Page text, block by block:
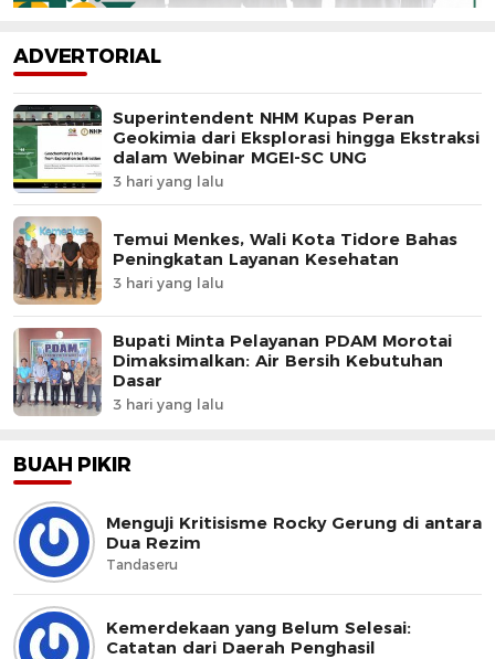
ADVERTORIAL
Superintendent NHM Kupas Peran
Geokimia dari Eksplorasi hingga Ekstraksi
dalam Webinar MGEI-SC UNG
3 hari yang lalu
Temui Menkes, Wali Kota Tidore Bahas
Peningkatan Layanan Kesehatan
3 hari yang lalu
Bupati Minta Pelayanan PDAM Morotai
Dimaksimalkan: Air Bersih Kebutuhan
Dasar
3 hari yang lalu
BUAH PIKIR
Menguji Kritisisme Rocky Gerung di antara
Dua Rezim
Tandaseru
Kemerdekaan yang Belum Selesai:
Catatan dari Daerah Penghasil